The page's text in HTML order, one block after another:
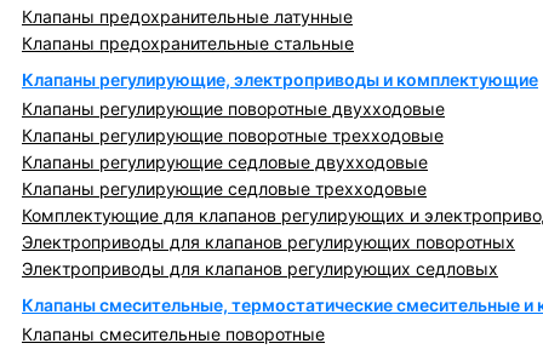
Клапаны предохранительные латунные
Клапаны предохранительные стальные
Клапаны регулирующие, электроприводы и комплектующие
Клапаны регулирующие поворотные двухходовые
Клапаны регулирующие поворотные трехходовые
Клапаны регулирующие седловые двухходовые
Клапаны регулирующие седловые трехходовые
Комплектующие для клапанов регулирующих и
Электроприводы для клапанов регулирующих поворотных
Электроприводы для клапанов регулирующих седловых
Клапаны смесительные, термостатические смесительные
Клапаны смесительные поворотные